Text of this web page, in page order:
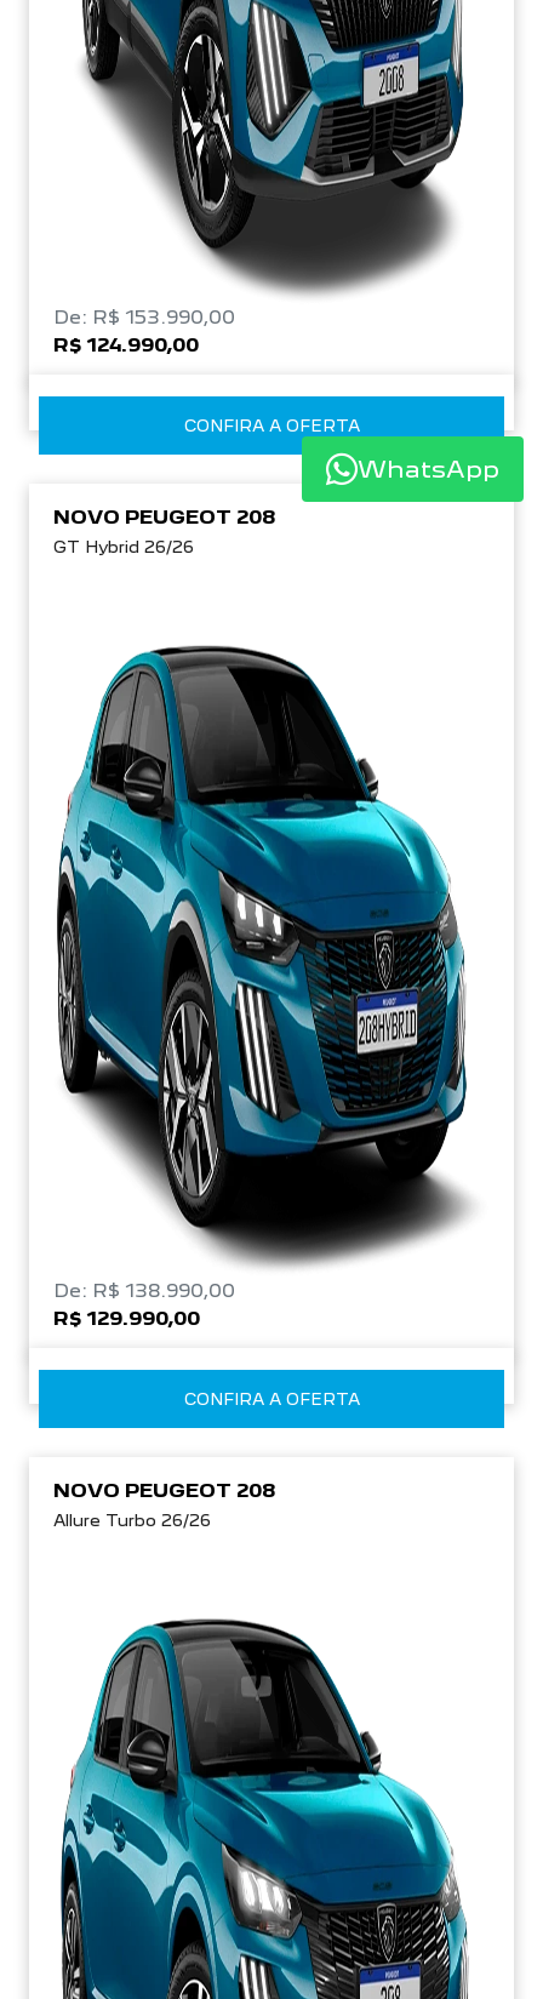
De: R$ 153.990,00
R$ 124.990,00
CONFIRA A OFERTA
NOVO PEUGEOT 208
GT Hybrid 26/26
De: R$ 138.990,00
R$ 129.990,00
CONFIRA A OFERTA
NOVO PEUGEOT 208
Allure Turbo 26/26
WhatsApp